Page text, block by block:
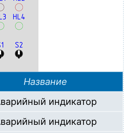
Название
индикатор
индикатор